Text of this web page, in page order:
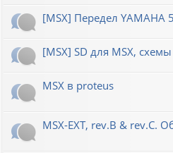
[MSX] Передел YAMAHA
[MSX] SD для MSX,
MSX в proteus
MSX-EXT, rev.B & rev.C.